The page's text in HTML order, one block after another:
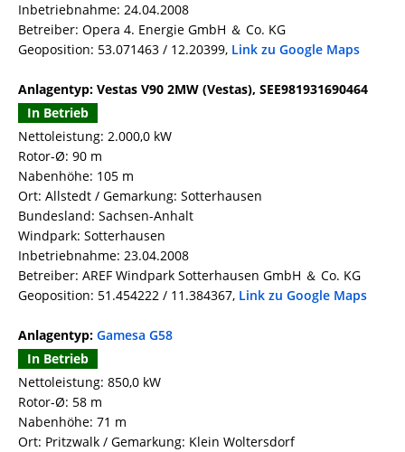
Inbetriebnahme: 24.04.2008
Betreiber: Opera 4. Energie GmbH ＆ Co. KG
Geoposition: 53.071463 / 12.20399, Link zu Google Maps
Anlagentyp: Vestas V90 2MW (Vestas), SEE981931690464
In Betrieb
Nettoleistung: 2.000,0 kW
Rotor-Ø: 90 m
Nabenhöhe: 105 m
Ort: Allstedt / Gemarkung: Sotterhausen
Bundesland: Sachsen-Anhalt
Windpark: Sotterhausen
Inbetriebnahme: 23.04.2008
Betreiber: AREF Windpark Sotterhausen GmbH ＆ Co. KG
Geoposition: 51.454222 / 11.384367, Link zu Google Maps
Anlagentyp: Gamesa G58
In Betrieb
Nettoleistung: 850,0 kW
Rotor-Ø: 58 m
Nabenhöhe: 71 m
Ort: Pritzwalk / Gemarkung: Klein Woltersdorf